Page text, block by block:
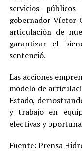
servicios
gobernador Víctor
articulación de
garantizar el
sentenció.
Las acciones
modelo de
Estado,
y trabajo en
efectivas y
Fuente: Prensa